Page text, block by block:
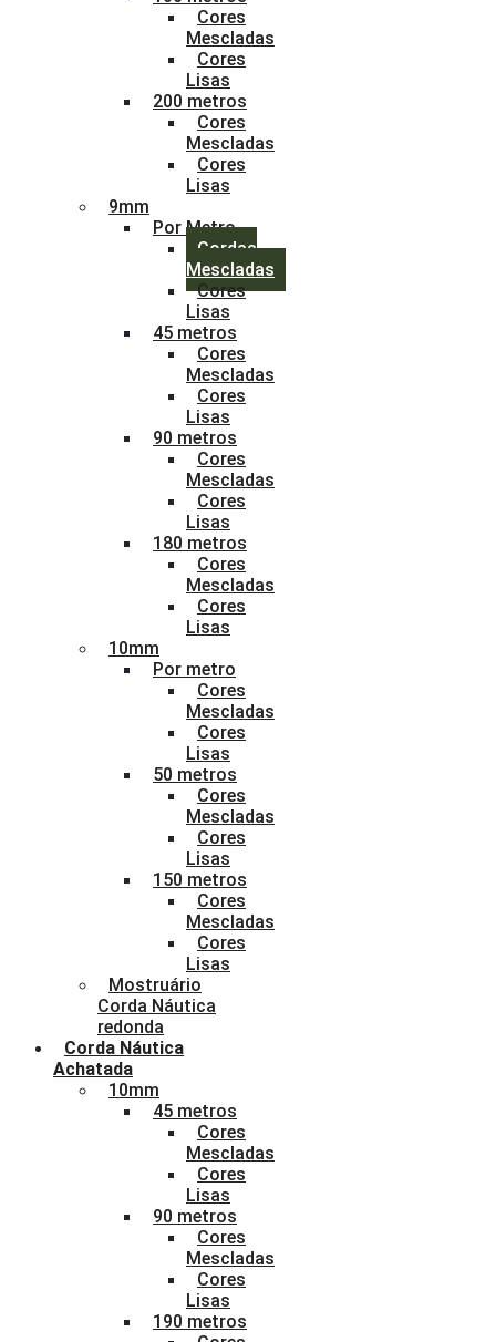
Cores
Mescladas
Cores
Lisas
200 metros
Cores
Mescladas
Cores
Lisas
9mm
Por Metro
Cordas
Mescladas
Cores
Lisas
45 metros
Cores
Mescladas
Cores
Lisas
90 metros
Cores
Mescladas
Cores
Lisas
180 metros
Cores
Mescladas
Cores
Lisas
10mm
Por metro
Cores
Mescladas
Cores
Lisas
50 metros
Cores
Mescladas
Cores
Lisas
150 metros
Cores
Mescladas
Cores
Lisas
Mostruário
Corda Náutica
redonda
Corda Náutica
Achatada
10mm
45 metros
Cores
Mescladas
Cores
Lisas
90 metros
Cores
Mescladas
Cores
Lisas
190 metros